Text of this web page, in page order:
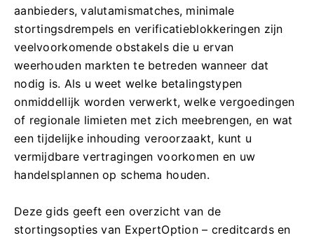
aanbieders, valutamismatches, minimale
stortingsdrempels en verificatieblokkeringen zijn
veelvoorkomende obstakels die u ervan
weerhouden markten te betreden wanneer dat
nodig is. Als u weet welke betalingstypen
onmiddellijk worden verwerkt, welke vergoedingen
of regionale limieten met zich meebrengen, en wat
een tijdelijke inhouding veroorzaakt, kunt u
vermijdbare vertragingen voorkomen en uw
handelsplannen op schema houden.
Deze gids geeft een overzicht van de
stortingsopties van ExpertOption – creditcards en